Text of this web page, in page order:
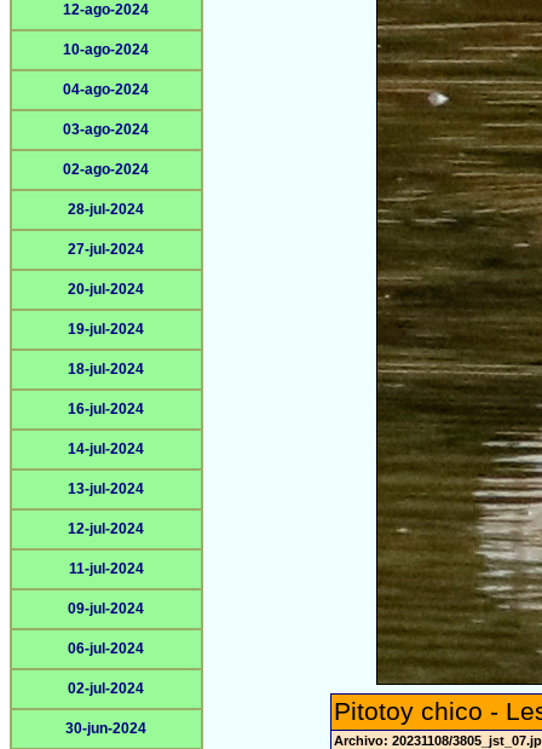
12-ago-2024
10-ago-2024
04-ago-2024
03-ago-2024
02-ago-2024
28-jul-2024
27-jul-2024
20-jul-2024
19-jul-2024
18-jul-2024
16-jul-2024
14-jul-2024
13-jul-2024
12-jul-2024
11-jul-2024
09-jul-2024
06-jul-2024
02-jul-2024
30-jun-2024
Pitotoy chico -
Archivo: 20231108/